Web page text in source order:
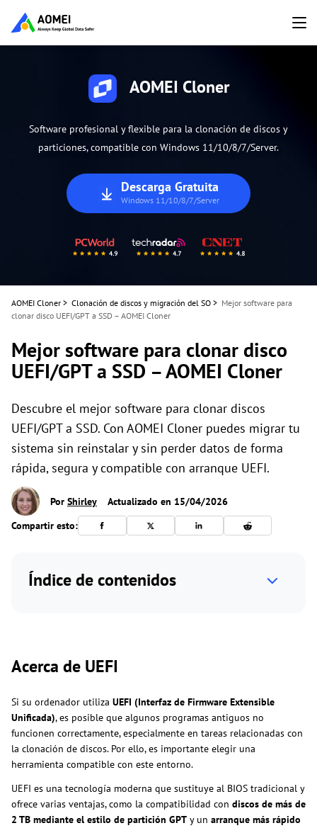
AOMEI Cloner
Software profesional y flexible para la clonación de discos y
particiones, compatible con Windows 11/10/8/7/Server.
Descarga Gratuita
Windows 11/10/8/7/Server
AOMEI Cloner > Clonación de discos y migración del SO > Mejor software para
clonar disco UEFI/GPT a SSD – AOMEI Cloner
Mejor software para clonar disco
UEFI/GPT a SSD – AOMEI Cloner
Descubre el mejor software para clonar discos
UEFI/GPT a SSD. Con AOMEI Cloner puedes migrar tu
sistema sin reinstalar y sin perder datos de forma
rápida, segura y compatible con arranque UEFI.
Por Shirley
Actualizado en 15/04/2026
Compartir esto:
Índice de contenidos
Acerca de UEFI
Si su ordenador utiliza UEFI (Interfaz de Firmware Extensible
Unificada), es posible que algunos programas antiguos no
funcionen correctamente, especialmente en tareas relacionadas con
la clonación de discos. Por ello, es importante elegir una
herramienta compatible con este entorno.
UEFI es una tecnología moderna que sustituye al BIOS tradicional y
ofrece varias ventajas, como la compatibilidad con discos de más de
2 TB mediante el estilo de partición GPT y un arranque más rápido